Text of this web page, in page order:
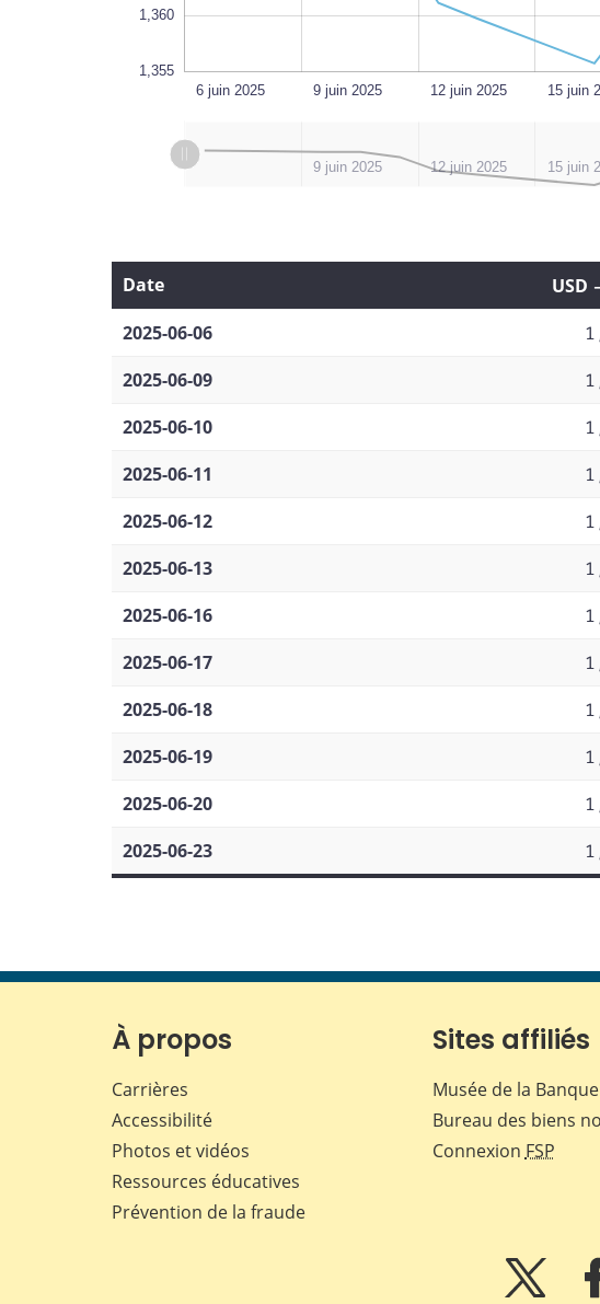
1,360
1,355
L
6 juin 2025 9 juin 2025 12 juin 2025
26 juin 2025
24 juin 2025
15 juin
l6 juin 2025 15 juin
12 juin 2025
9 juin 2025
24 juin 2025
27 juin 2025
Date USD
2025-06-06
2025-06-09
2025-06-10
2025-06-11
2025-06-12
2025-06-13
2025-06-16
2025-06-17
2025-06-18
2025-06-19
2025-06-20
2025-06-23
À propos
Carrières
Accessibilité
Photos et vidéos
Ressources éducatives
Prévention de la fraude
Sites affiliés
Musée de la
Bureau des biens
Connexion FSP